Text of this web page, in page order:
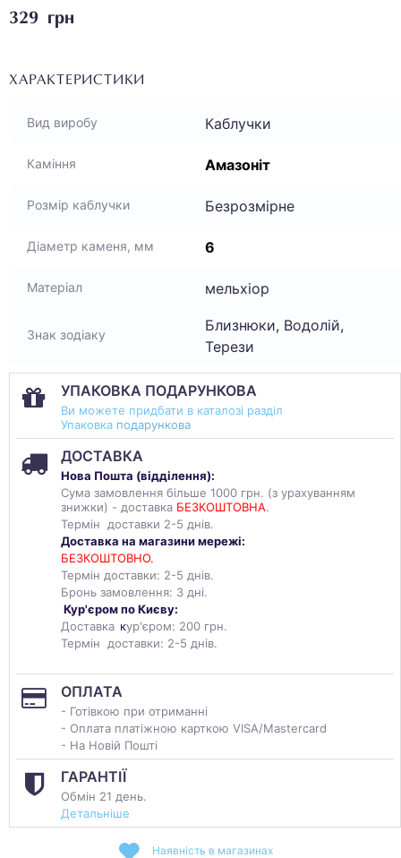
329 грн
ХАРАКТЕРИСТИКИ
Вид виробу Каблучки
Каміння Амазоніт
Розмір каблучки Безрозмірне
Діаметр каменя, мм 6
Матеріал мельхіор
Знак зодіаку
Близнюки, Водолій,
Терези
УПАКОВКА ПОДАРУНКОВА
Ви можете придбати в каталозі разділ
Упаковка подарункова
ДОСТАВКА
Нова Пошта (відділення):
Сума замовлення більше 1000 грн. (з урахуванням
знижки) - доставка БЕЗКОШТОВНА.
Термін доставки 2-5 днів.
Доставка на магазини мережі:
БЕЗКОШТОВНО.
Термін доставки: 2-5 днів.
Бронь замовлення: 3 дні.
Кур'єром по Києву:
Доставка кур'єром: 200 грн.
Термін доставки: 2-5 днів.
ОПЛАТА
- Готівкою при отриманні
- Оплата платіжною карткою VISA/Mastercard
- На Новій Пошті
ГАРАНТІЇ
Обмін 21 день.
Детальніше
Наявність в магазинах